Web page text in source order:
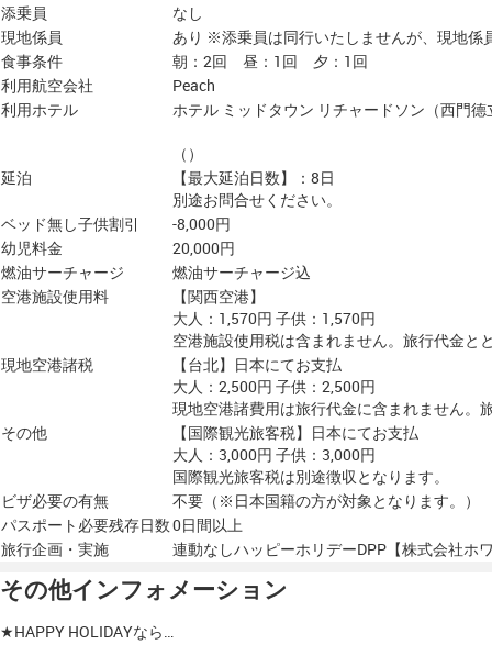
添乗員
なし
現地係員
あり ※添乗員は同行いたしませんが、現地係
食事条件
朝：2回 昼：1回 夕：1回
利用航空会社
Peach
利用ホテル
ホテル ミッドタウン リチャードソン（西門
（）
延泊
【最大延泊日数】：8日
別途お問合せください。
ベッド無し子供割引
-8,000円
幼児料金
20,000円
燃油サーチャージ
燃油サーチャージ込
空港施設使用料
【関西空港】
大人：1,570円 子供：1,570円
空港施設使用税は含まれません。旅行代金と
現地空港諸税
【台北】日本にてお支払
大人：2,500円 子供：2,500円
現地空港諸費用は旅行代金に含まれません。
その他
【国際観光旅客税】日本にてお支払
大人：3,000円 子供：3,000円
国際観光旅客税は別途徴収となります。
ビザ必要の有無
不要（※日本国籍の方が対象となります。）
パスポート必要残存日数0日間以上
旅行企画・実施
連動なしハッピーホリデーDPP【株式会社ホ
その他インフォメーション
★HAPPY HOLIDAYなら…